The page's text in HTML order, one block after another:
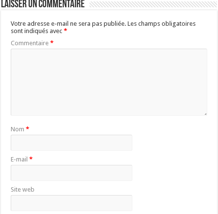
Laisser un commentaire
Votre adresse e-mail ne sera pas publiée. Les champs obligatoires
sont indiqués avec*
Commentaire*
Nom*
E-mail*
Site web